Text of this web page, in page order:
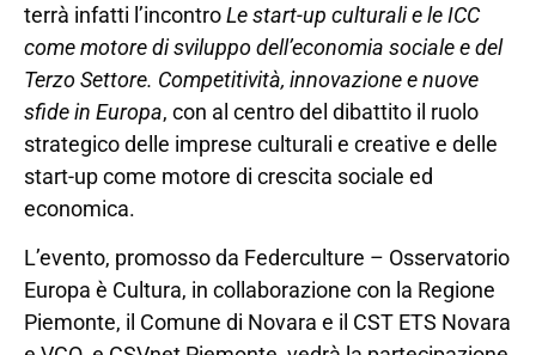
terrà infatti l’incontroLe start-up culturali e le ICC
come motore di sviluppo dell’economia sociale e del
Terzo Settore. Competitività, innovazione e nuove
sfide in Europa, con al centro del dibattito il ruolo
strategico delle imprese culturali e creative e delle
start-up come motore di crescita sociale ed
economica.
L’evento, promosso da Federculture – Osservatorio
Europa è Cultura, in collaborazione con la Regione
Piemonte, il Comune di Novara e il CST ETS Novara